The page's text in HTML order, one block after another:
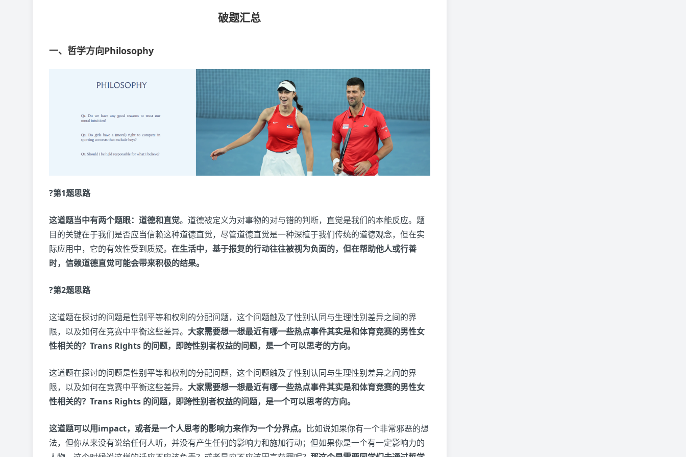
破题汇总
一、哲学方向Philosophy
?第1题思路
这道题当中有两个题眼：道德和直觉。道德被定义为对事物的对与错的判断，直觉是我们的本能反应。题
目的关键在于我们是否应当信赖这种道德直觉，尽管道德直觉是一种深植于我们传统的道德观念，但在实
际应用中，它的有效性受到质疑。 在生活中，基于报复的行动往往被视为负面的，但在帮助他人或行善
时，信赖道德直觉可能会带来积极的结果。
?第2题思路
这道题在探讨的问题是性别平等和权利的分配问题，这个问题触及了性别认同与生理性别差异之间的界
限，以及如何在竞赛中平衡这些差异。 大家需要想一想最近有哪一些热点事件其实是和体育竞赛的男性女
性相关的？Trans Rights 的问题，即跨性别者权益的问题，是一个可以思考的方向。
这道题在探讨的问题是性别平等和权利的分配问题，这个问题触及了性别认同与生理性别差异之间的界
限，以及如何在竞赛中平衡这些差异。 大家需要想一想最近有哪一些热点事件其实是和体育竞赛的男性女
性相关的？Trans Rights 的问题，即跨性别者权益的问题，是一个可以思考的方向。
这道题可以用impact，或者是一个人思考的影响力来作为一个分界点。 比如说如果你有一个非常邪恶的想
法，但你从来没有说给任何人听，并没有产生任何的影响力和施加行动；但如果你是一个有一定影响力的